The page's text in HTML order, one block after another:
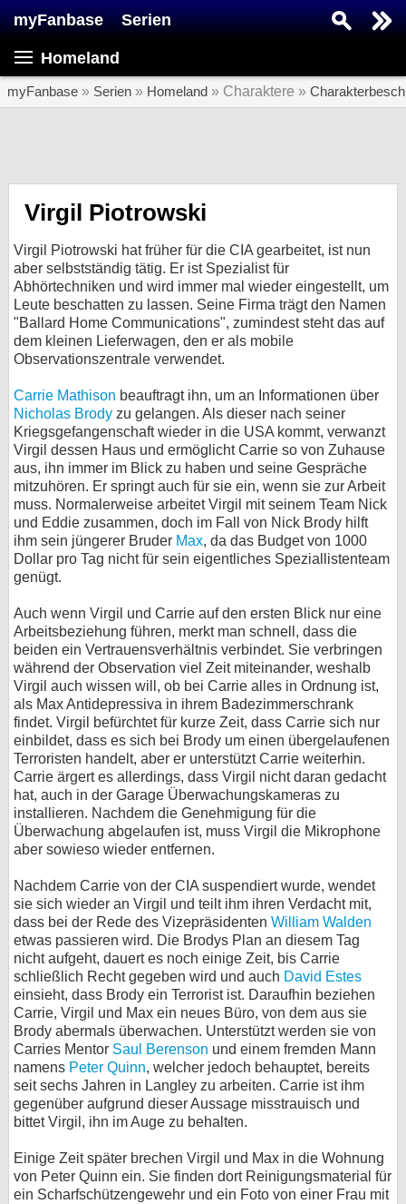
myFanbase Serien
Homeland
myFanbase » Serien » Homeland » Charaktere »
Virgil Piotrowski
Virgil Piotrowski hat früher für die CIA gearbeitet, ist nun
aber selbstständig tätig. Er ist Spezialist für
Abhörtechniken und wird immer mal wieder eingestellt, um
Leute beschatten zu lassen. Seine Firma trägt den Namen
"Ballard Home Communications", zumindest steht das auf
dem kleinen Lieferwagen, den er als mobile
Observationszentrale verwendet.
Carrie Mathison beauftragt ihn, um an Informationen über
Nicholas Brody zu gelangen. Als dieser nach seiner
Kriegsgefangenschaft wieder in die USA kommt, verwanzt
Virgil dessen Haus und ermöglicht Carrie so von Zuhause
aus, ihn immer im Blick zu haben und seine Gespräche
mitzuhören. Er springt auch für sie ein, wenn sie zur Arbeit
muss. Normalerweise arbeitet Virgil mit seinem Team Nick
und Eddie zusammen, doch im Fall von Nick Brody hilft
ihm sein jüngerer Bruder Max, da das Budget von 1000
Dollar pro Tag nicht für sein eigentliches Speziallistenteam
genügt.
Auch wenn Virgil und Carrie auf den ersten Blick nur eine
Arbeitsbeziehung führen, merkt man schnell, dass die
beiden ein Vertrauensverhältnis verbindet. Sie verbringen
während der Observation viel Zeit miteinander, weshalb
Virgil auch wissen will, ob bei Carrie alles in Ordnung ist,
als Max Antidepressiva in ihrem Badezimmerschrank
findet. Virgil befürchtet für kurze Zeit, dass Carrie sich nur
einbildet, dass es sich bei Brody um einen übergelaufenen
Terroristen handelt, aber er unterstützt Carrie weiterhin.
Carrie ärgert es allerdings, dass Virgil nicht daran gedacht
hat, auch in der Garage Überwachungskameras zu
installieren. Nachdem die Genehmigung für die
Überwachung abgelaufen ist, muss Virgil die Mikrophone
aber sowieso wieder entfernen.
Nachdem Carrie von der CIA suspendiert wurde, wendet
sie sich wieder an Virgil und teilt ihm ihren Verdacht mit,
dass bei der Rede des Vizepräsidenten William Walden
etwas passieren wird. Die Brodys Plan an diesem Tag
nicht aufgeht, dauert es noch einige Zeit, bis Carrie
schließlich Recht gegeben wird und auch David Estes
einsieht, dass Brody ein Terrorist ist. Daraufhin beziehen
Carrie, Virgil und Max ein neues Büro, von dem aus sie
Brody abermals überwachen. Unterstützt werden sie von
Carries Mentor Saul Berenson und einem fremden Mann
namens Peter Quinn, welcher jedoch behauptet, bereits
seit sechs Jahren in Langley zu arbeiten. Carrie ist ihm
gegenüber aufgrund dieser Aussage misstrauisch und
bittet Virgil, ihn im Auge zu behalten.
Einige Zeit später brechen Virgil und Max in die Wohnung
von Peter Quinn ein. Sie finden dort Reinigungsmaterial für
ein Scharfschützengewehr und ein Foto von einer Frau mit
SERIEN
KULTUR
Specials
SERVICE
Gewinnspiele
Forum
bei X
bei Facebook
Kontakt
Nutzungsbedingungen
Datenschutz
Cookie-Einstellungen
Impressum
Desktop-Ansicht
myFanbase